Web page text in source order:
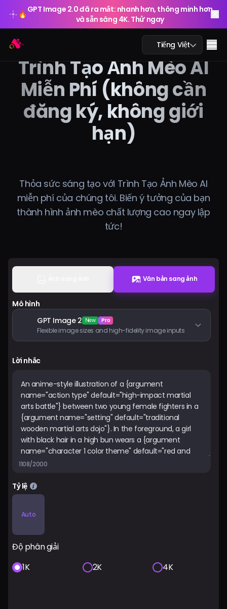
🔥 GPT Image 2.0 đã ra mắt: nhanh hơn, thông minh hơn
và sẵn sàng 4K. Thử ngay
Tiếng Việt
Trò chuyện AI
Video AI
Công cụ AI
Đăng nhập
🔥
GPT Image 2.0 đã ra mắt: nhanh hơn, thông minh hơn
Trình Tạo Ảnh Mèo AI
Miễn Phí (không cần
đăng ký, không giới
hạn)
Thỏa sức sáng tạo với Trình Tạo Ảnh Mèo AI
miễn phí của chúng tôi. Biến ý tưởng của bạn
thành hình ảnh mèo chất lượng cao ngay lập
tức!
Văn bản sang ảnh
Mô hình
GPT Image 2 New Pro
Flexible image sizes and high-fidelity image inputs
Lời nhắc
1108/2000
Tỷ lệ
Auto
Độ phân giải
1K
2K 4K